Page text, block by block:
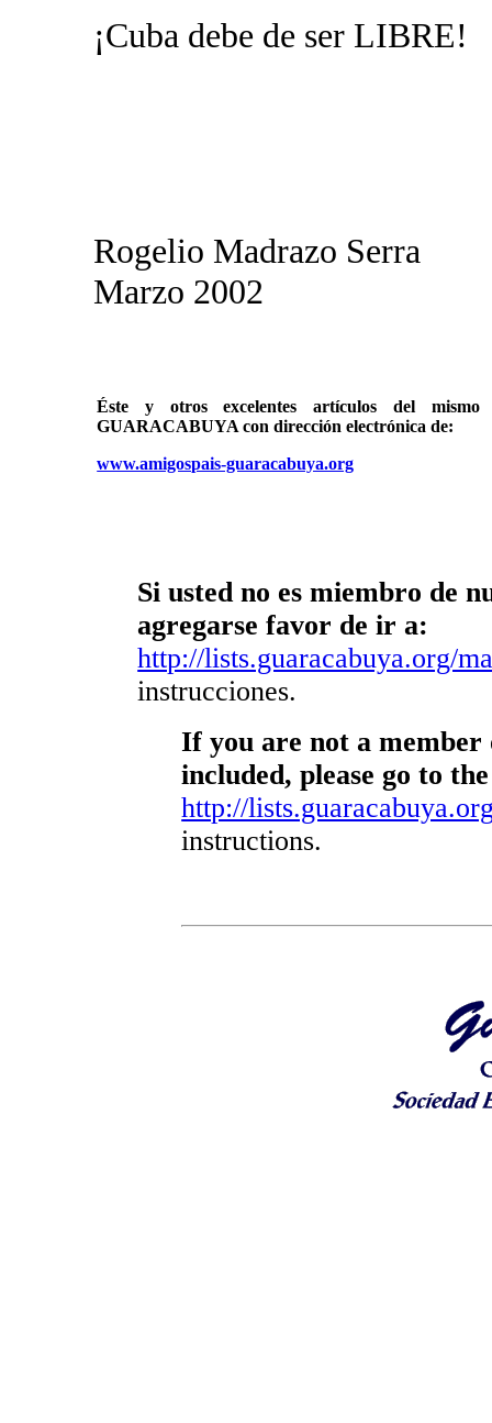
¡Cuba debe de ser LIBRE!
Rogelio Madrazo Serra
Marzo 2002
Éste y otros excelentes artículos del
GUARACABUYA con dirección electrónica de:
www.amigospais-guaracabuya.org
Si usted no es miembro de
agregarse favor de ir a:
http://lists.guaracabuya.org/
instrucciones.
If you are not a
included, please go to
http://
instructions.